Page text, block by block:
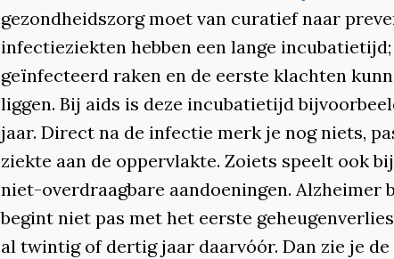
gezondheidszorg moet van curatief naar
infectieziekten hebben een lange
geïnfecteerd raken en de eerste klachten
liggen. Bij aids is deze incubatietijd
jaar. Direct na de infectie merk je nog niets,
ziekte aan de oppervlakte. Zoiets speelt ook
niet-overdraagbare aandoeningen. Alzheimer
begint niet pas met het eerste
al twintig of dertig jaar daarvóór. Dan zie je de